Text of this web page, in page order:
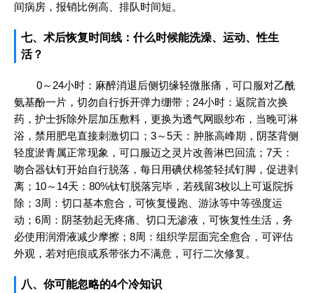
间病房，报销比例高、排队时间短。
七、术后恢复时间线：什么时候能洗澡、运动、性生
活？
0～24小时：麻醉消退后侧切缘轻微胀痛，可口服对乙酰
氨基酚一片，切勿自行拆开弹力绷带；24小时：返院首次换
药，护士拆除外层加压敷料，更换为透气网眼纱布，当晚可淋
浴，禁用肥皂直接刺激切口；3～5天：肿胀高峰期，阴茎背侧
轻度淤青属正常现象，可口服迈之灵片改善淋巴回流；7天：
吻合器钛钉开始自行脱落，每日用碘伏棉签轻拭钉脚，促进剥
离；10～14天：80%钛钉脱落完毕，若残留3枚以上可返院拆
除；3周：切口基本愈合，可恢复慢跑、游泳等中等强度运
动；6周：阴茎勃起无疼痛、切口无渗液，可恢复性生活，务
必使用润滑液减少摩擦；8周：组织学层面完全愈合，可评估
外观，若对疤痕或系带张力不满意，可行二次修复。
八、你可能忽略的4个冷知识